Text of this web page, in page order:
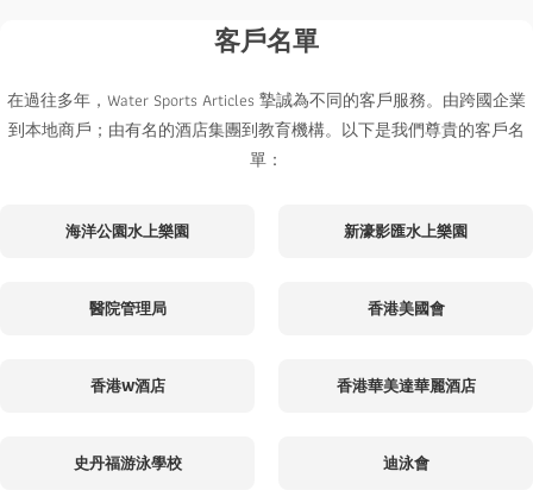
客戶名單
在過往多年，Water Sports Articles 摯誠為不同的客戶服務。由跨國企業
到本地商戶；由有名的酒店集團到教育機構。以下是我們尊貴的客戶名
單：
海洋公園水上樂園 新濠影匯水上樂園
醫院管理局 香港美國會
香港W酒店 香港華美達華麗酒店
史丹福游泳學校 迪泳會